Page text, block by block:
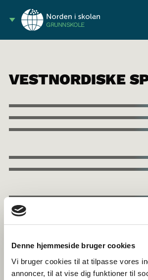
Denne hjemmeside bruger cookies
Vi bruger cookies til at tilpasse vores
annoncer, til at vise dig funktioner til
GRUNNSKOLE
VESTNORDISKE